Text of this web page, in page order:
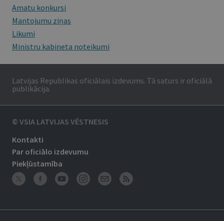
Amatu konkursi
Mantojumu ziņas
Likumi
Ministru kabineta noteikumi
Latvijas Republikas oficiālais izdevums. Tā saturs ir oficiālā
publikācija.
© VSIA LATVIJAS VĒSTNESIS
Kontakti
Par oficiālo izdevumu
Piekļūstamība